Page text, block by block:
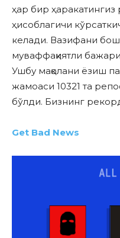
ҳар бир
ҳисоблагичи
келади. Вазифани
муваффақиятли
Ушбу мақолани ёзиш
жамоаси 10321 та
бўлди. Бизнинг
Get Bad News